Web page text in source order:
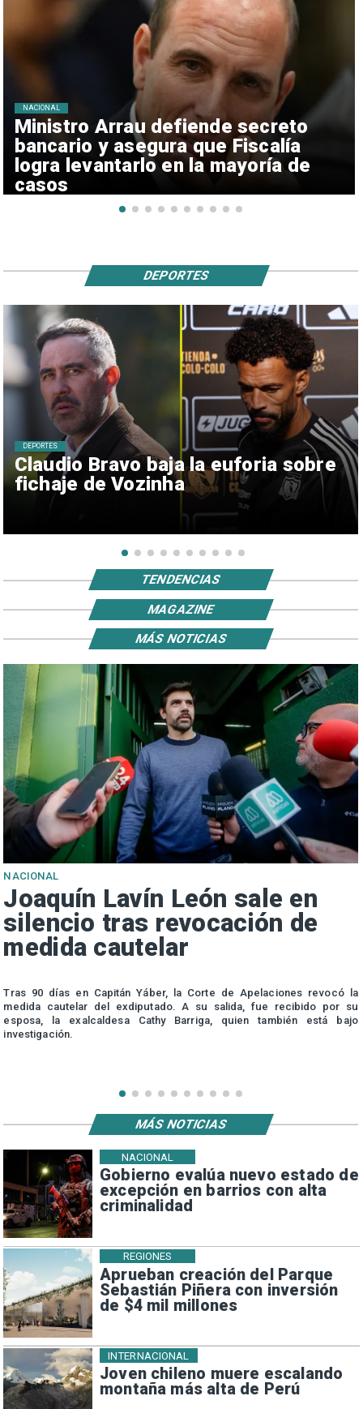
Ministro Arrau defiende secreto
bancario y asegura que Fiscalía
logra levantarlo en la mayoría de
casos
NACIONAL
Claudio Bravo baja la euforia sobre
fichaje de Vozinha
DEPORTES
DEPORTES
TENDENCIAS
MAGAZINE
NACIONAL
Joaquín Lavín León sale en
silencio tras revocación de
medida cautelar
Tras 90 días en Capitán Yáber, la Corte de Apelaciones revocó la
medida cautelar del exdiputado. A su salida, fue recibido por su
esposa, la exalcaldesa Cathy Barriga, quien también está bajo
investigación.
MÁS NOTICIAS
Gobierno evalúa nuevo estado de
excepción en barrios con alta
criminalidad
NACIONAL
Aprueban creación del Parque
Sebastián Piñera con inversión
de $4 mil millones
REGIONES
Joven chileno muere escalando
montaña más alta de Perú
INTERNACIONAL
MÁS NOTICIAS